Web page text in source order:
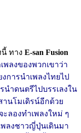
ทาง E-san Fusion
พลงของพวกเขาว่า
งการนำเพลงไทยไป
นำดนตรีไปบรรเลงใน
นโมเดิรน์อีกด้วย
ลองทำเพลงใหม่ ๆ
พลงชาวญี่ปุ่นเดินมา